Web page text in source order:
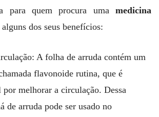
para quem procura uma medicina
dos seus benefícios:
A folha de arruda contém um
flavonoide rutina, que é
por melhorar a circulação. Dessa
de arruda pode ser usado no